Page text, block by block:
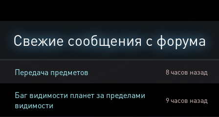
Свежие сообщения с форума
Передача предметов 8 часов назад
Баг видимости планет за пределами
видимости
9 часов назад